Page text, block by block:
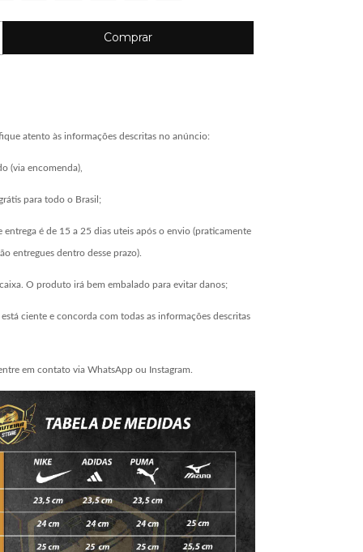
atento às informações descritas no anúncio:
(via encomenda),
para todo o Brasil;
entrega é de 15 a 25 dias uteis após o envio (praticamente
entregues dentro desse prazo).
O produto irá bem embalado para evitar danos;
ciente e concorda com todas as informações descritas
em contato via WhatsApp ou Instagram.